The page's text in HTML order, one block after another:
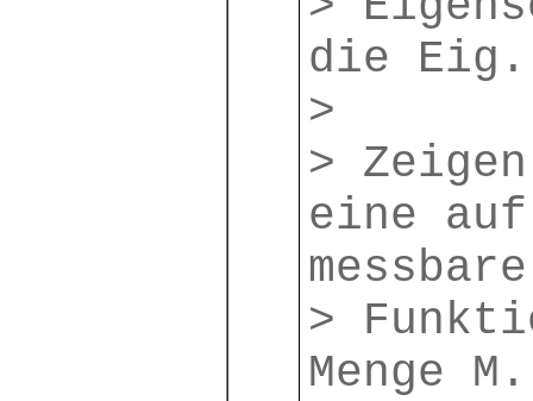
die
>
>
eine auf
messbare
>
Menge M.